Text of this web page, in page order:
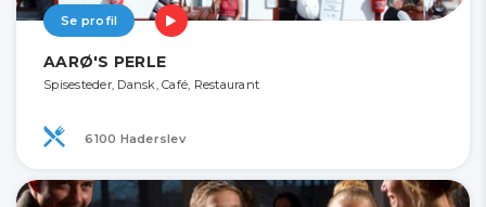
Se profil
AARØ'S PERLE
Spisesteder, Dansk, Café, Restaurant
6100 Haderslev